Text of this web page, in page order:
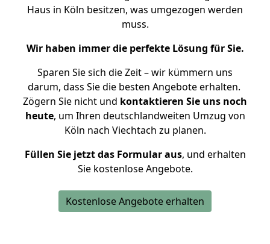
Haus in Köln besitzen, was umgezogen werden
muss.
Wir haben immer die perfekte Lösung für Sie.
Sparen Sie sich die Zeit – wir kümmern uns
darum, dass Sie die besten Angebote erhalten.
Zögern Sie nicht und kontaktieren Sie uns noch
heute, um Ihren deutschlandweiten Umzug von
Köln nach Viechtach zu planen.
Füllen Sie jetzt das Formular aus, und erhalten
Sie kostenlose Angebote.
Kostenlose Angebote erhalten